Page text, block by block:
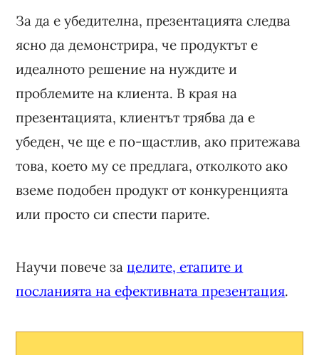
За да е убедителна, презентацията следва
ясно да демонстрира, че продуктът е
идеалното решение на нуждите и
проблемите на клиента. В края на
презентацията, клиентът трябва да е
убеден, че ще е по-щастлив, ако притежава
това, което му се предлага, отколкото ако
вземе подобен продукт от конкуренцията
или просто си спести парите.
Научи повече за целите, етапите и
посланията на ефективната презентация.